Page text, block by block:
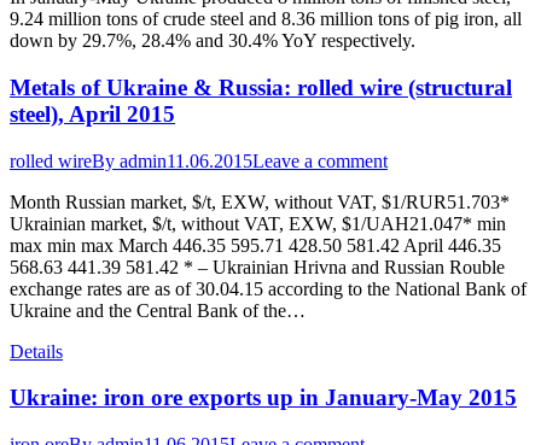
9.24 million tons of crude steel and 8.36 million tons of pig iron, all
down by 29.7%, 28.4% and 30.4% YoY respectively.
Metals of Ukraine & Russia: rolled wire (structural
steel), April 2015
rolled wireBy admin11.06.2015Leave a comment
Month Russian market, $/t, EXW, without VAT, $1/RUR51.703*
Ukrainian market, $/t, without VAT, EXW, $1/UAH21.047* min
max min max March 446.35 595.71 428.50 581.42 April 446.35
568.63 441.39 581.42 * – Ukrainian Hrivna and Russian Rouble
exchange rates are as of 30.04.15 according to the National Bank of
Ukraine and the Central Bank of the…
Details
Ukraine: iron ore exports up in January-May 2015